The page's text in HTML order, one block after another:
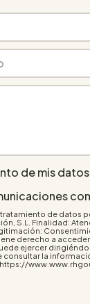
de mis
de datos
S.L. Finalidad:
derecho a
ejercer
la
https://